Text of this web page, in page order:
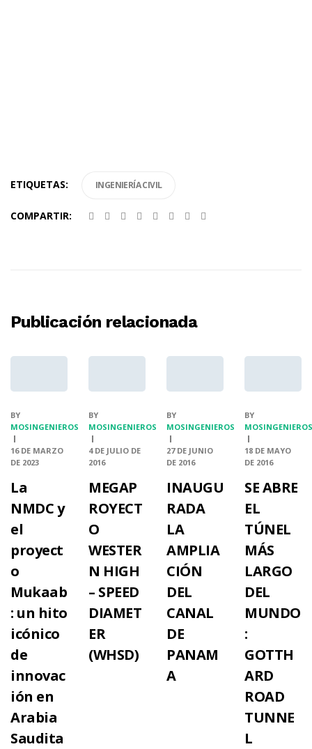
ETIQUETAS: INGENIERÍA CIVIL
COMPARTIR:
Publicación relacionada
BY
MOSINGENIEROS
16 DE MARZO
DE 2023
La
NMDC y
el
proyect
o
Mukaab
: un hito
icónico
de
innovac
ión en
Arabia
Saudita
BY
MOSINGENIEROS
4 DE JULIO DE
2016
MEGAP
ROYECT
O
WESTER
N HIGH
– SPEED
DIAMET
ER
(WHSD)
BY
MOSINGENIEROS
27 DE JUNIO
DE 2016
INAUGU
RADA
LA
AMPLIA
CIÓN
DEL
CANAL
DE
PANAM
A
BY
MOSINGENIEROS
18 DE MAYO
DE 2016
SE ABRE
EL
TÚNEL
MÁS
LARGO
DEL
MUNDO
:
GOTTH
ARD
ROAD
TUNNE
L